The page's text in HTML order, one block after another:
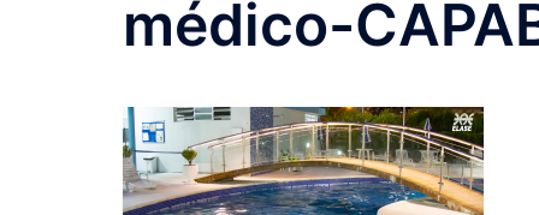
médico-